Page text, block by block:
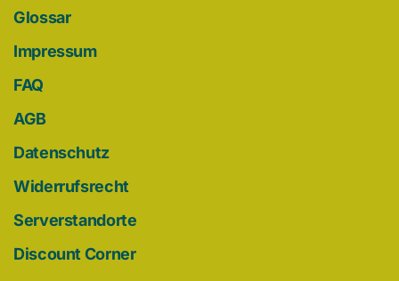
Glossar
Impressum
FAQ
AGB
Datenschutz
Widerrufsrecht
Serverstandorte
Discount Corner